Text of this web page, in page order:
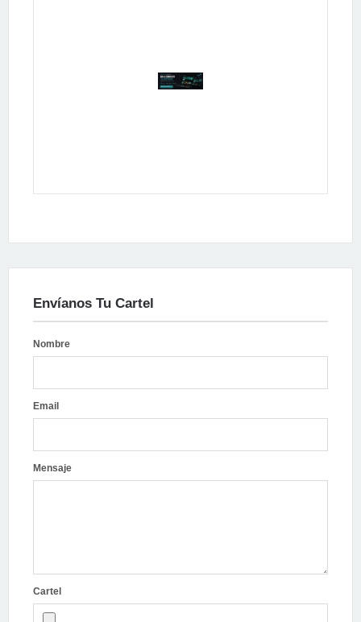
Publicidad
Envíanos Tu Cartel
Nombre
Email
Mensaje
Cartel